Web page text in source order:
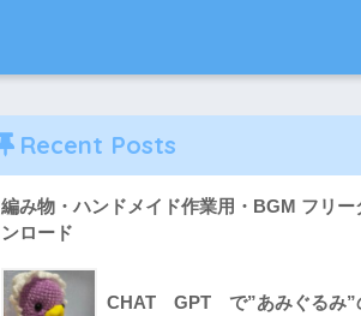
Recent Posts
編み物・ハンドメイド作業用・BGM フリー
ンロード
CHAT GPT で”あみぐるみ”